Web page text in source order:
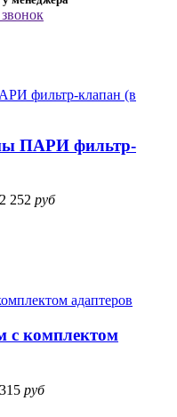
звонок
ПАРИ фильтр-
2 252 руб
с комплектом
315 руб